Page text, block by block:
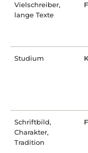
Vielschreiber,
lange Texte
Studium
Schriftbild,
Charakter,
Tradition